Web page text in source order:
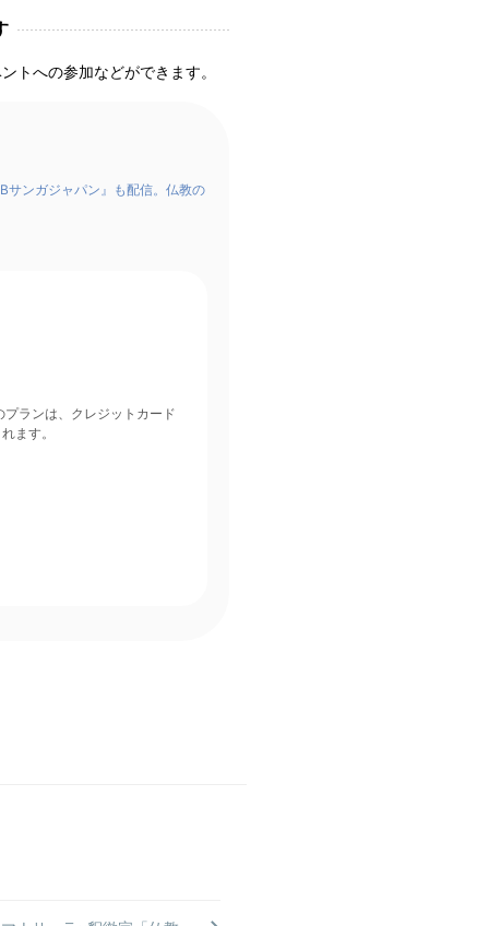
トへの参加などができます。
サンガジャパン』も配信。仏教の
ます。